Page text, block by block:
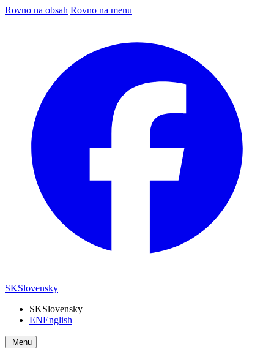
Rovno na obsah Rovno na menu
SKSlovensky
SKSlovensky
ENEnglish
Menu